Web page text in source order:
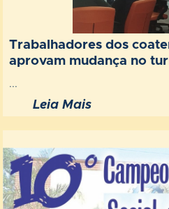
Trabalhadores dos
aprovam mudança no
...
Leia Mais